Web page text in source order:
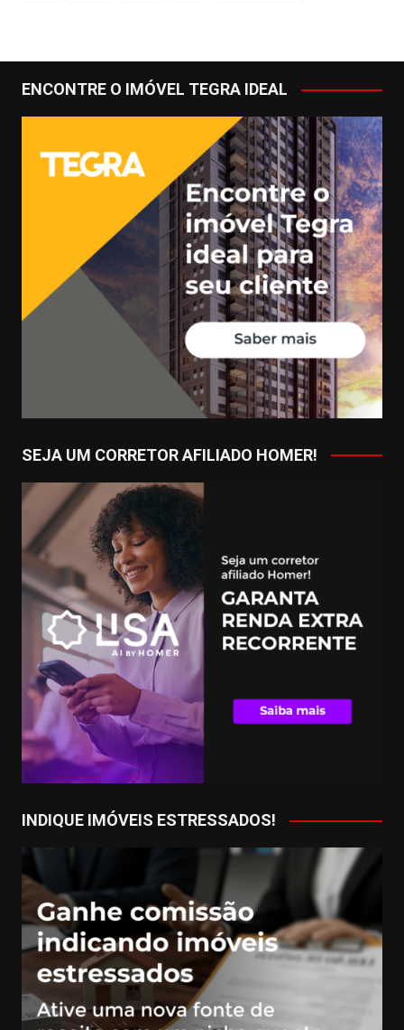
ENCONTRE O IMÓVEL TEGRA IDEAL
SEJA UM CORRETOR AFILIADO HOMER!
INDIQUE IMÓVEIS ESTRESSADOS!